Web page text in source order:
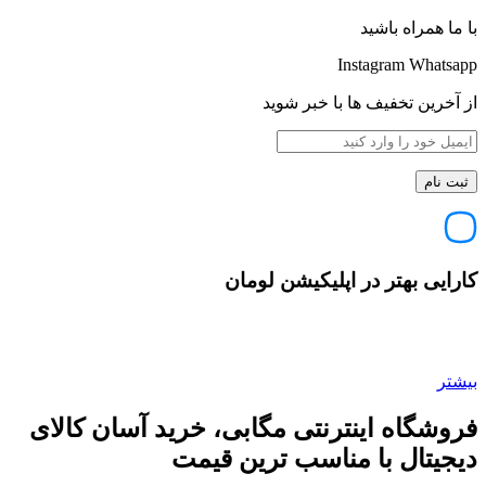
با ما همراه باشید
Instagram Whatsapp
از آخرین تخفیف ها با خبر شوید
کارایی بهتر در اپلیکیشن لومان
بیشتر
فروشگاه اینترنتی مگابی، خرید آسان کالای
دیجیتال با مناسب ترین قیمت